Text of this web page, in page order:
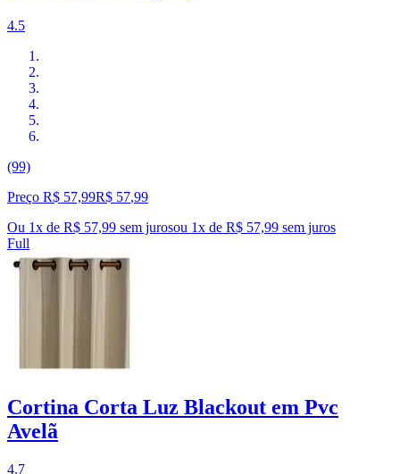
4.5
(99)
Preço R$ 57,99R$ 57,99
Ou 1x de R$ 57,99 sem jurosou 1x de R$ 57,99 sem juros
Full
Cortina Corta Luz Blackout em Pvc
Avelã
4.7